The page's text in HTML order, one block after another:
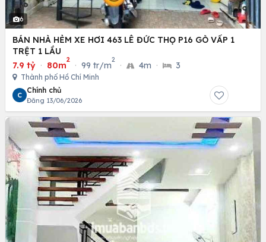
6
BÁN NHÀ HẺM XE HƠI 463 LÊ ĐỨC THỌ P16 GÒ VẤP 1
TRỆT 1 LẦU
7.9 tỷ · 80m
2
· 99 tr/m
2
· 4m · 3
Thành phố Hồ Chí Minh
C
Chính chủ
Đăng 13/06/2026